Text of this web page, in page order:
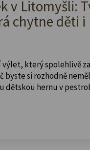
v Litomyšli:
chytne děti i
který spolehlivě
byste si rozhodně
dětskou hernu v